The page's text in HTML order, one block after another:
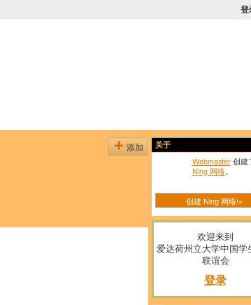
登
添加 关于
Webmaster创建
Ning 网络。
创建 Ning 网络!»
欢迎来到
爱达荷州立大学中国学
联谊会
登录